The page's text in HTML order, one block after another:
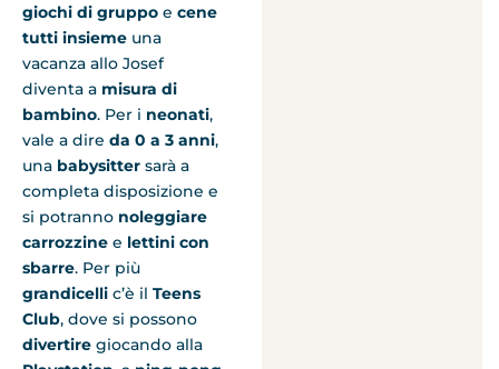
giochi di gruppo e cene
tutti insieme una
vacanza allo Josef
diventa a misura di
bambino. Per i neonati,
vale a dire da 0 a 3 anni,
una babysitter sarà a
completa disposizione e
si potranno noleggiare
carrozzine e lettini con
sbarre. Per più
grandicelli c’è il Teens
Club, dove si possono
divertire giocando alla